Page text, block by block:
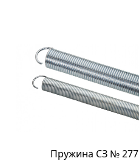
Пружина СЗ № 277